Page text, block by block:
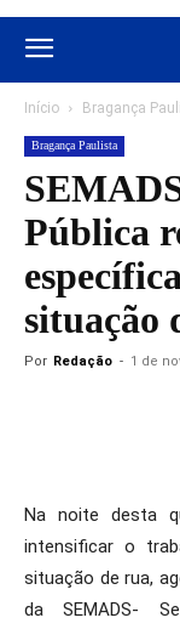
Início Bragança
Bragança Paulista
Pública
situação
Por Redação - 1 de
Na noite desta
intensificar o
situação de rua,
da SEMADS-